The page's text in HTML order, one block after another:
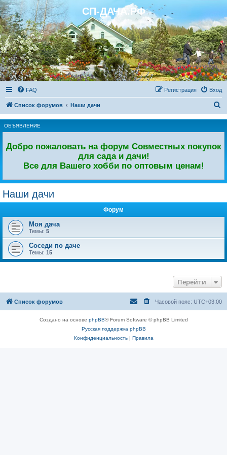
Регистрация СП-ДАЧА.РФ
FAQ Вход
Регистрация
Список форумов Наши дачи
ОБЪЯВЛЕНИЕ
Добро пожаловать на форум Совместных покупок
для сада и дачи!
Все для Вашего хобби по оптовым ценам!
Наши дачи
Форум
Моя дача
Темы: 5
Соседи по даче
Темы: 15
Перейти
Список форумов Часовой пояс: UTC+03:00
Создано на основе phpBB® Forum Software © phpBB Limited
Русская поддержка phpBB
Конфиденциальность| Правила